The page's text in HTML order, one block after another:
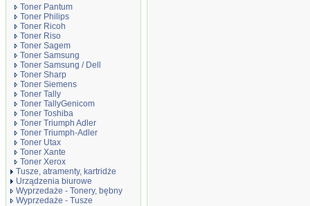
Toner Pantum
Toner Philips
Toner Ricoh
Toner Riso
Toner Sagem
Toner Samsung
Toner Samsung / Dell
Toner Sharp
Toner Siemens
Toner Tally
Toner TallyGenicom
Toner Toshiba
Toner Triumph Adler
Toner Triumph-Adler
Toner Utax
Toner Xante
Toner Xerox
Tusze, atramenty, kartridże
Urządzenia biurowe
Wyprzedaże - Tonery, bębny
Wyprzedaże - Tusze